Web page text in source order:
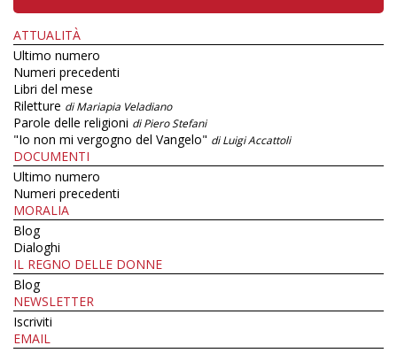
ATTUALITÀ
Ultimo numero
Numeri precedenti
Libri del mese
Riletture di Mariapia Veladiano
Parole delle religioni di Piero Stefani
"Io non mi vergogno del Vangelo" di Luigi Accattoli
DOCUMENTI
Ultimo numero
Numeri precedenti
MORALIA
Blog
Dialoghi
IL REGNO DELLE DONNE
Blog
NEWSLETTER
Iscriviti
EMAIL